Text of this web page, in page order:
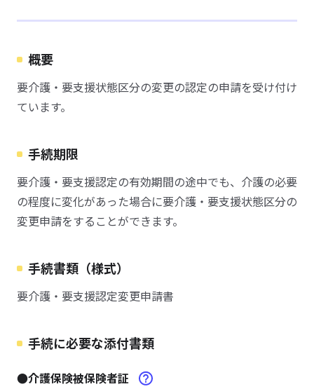
概要
要介護・要支援状態区分の変更の認定の申請を受け付け
ています。
手続期限
要介護・要支援認定の有効期間の途中でも、介護の必要
の程度に変化があった場合に要介護・要支援状態区分の
変更申請をすることができます。
手続書類（様式）
要介護・要支援認定変更申請書
手続に必要な添付書類
●介護保険被保険者証